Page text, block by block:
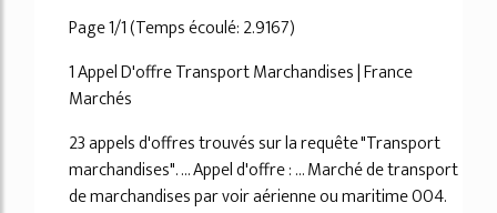
Page 1/1 (Temps écoulé: 2.9167)
1 Appel D'offre Transport Marchandises | France
Marchés
23 appels d'offres trouvés sur la requête "Transport
marchandises". ... Appel d'offre : ... Marché de transport
de marchandises par voir aérienne ou maritime 004.